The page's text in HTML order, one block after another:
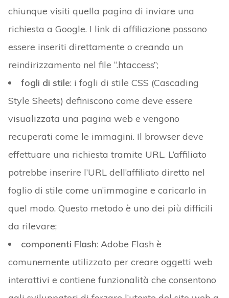
chiunque visiti quella pagina di inviare una
richiesta a Google. I link di affiliazione possono
essere inseriti direttamente o creando un
reindirizzamento nel file “.htaccess”;
fogli di stile: i fogli di stile CSS (Cascading
Style Sheets) definiscono come deve essere
visualizzata una pagina web e vengono
recuperati come le immagini. Il browser deve
effettuare una richiesta tramite URL. L’affiliato
potrebbe inserire l’URL dell’affiliato diretto nel
foglio di stile come un’immagine e caricarlo in
quel modo. Questo metodo è uno dei più difficili
da rilevare;
componenti Flash: Adobe Flash è
comunemente utilizzato per creare oggetti web
interattivi e contiene funzionalità che consentono